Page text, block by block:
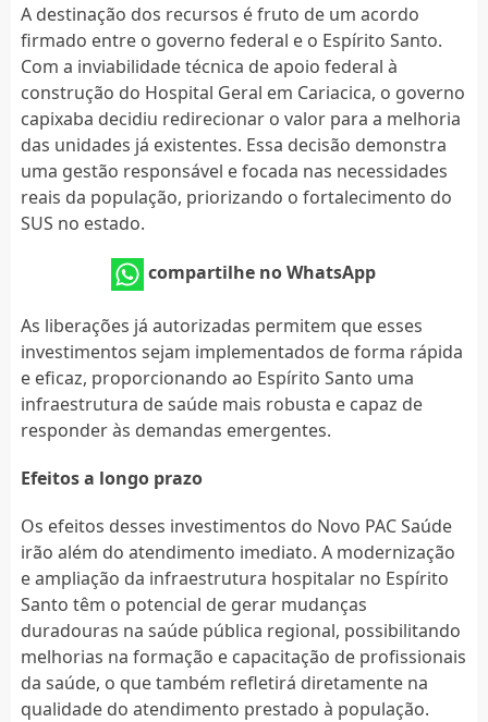
A destinação dos recursos é fruto de um acordo
firmado entre o governo federal e o Espírito Santo.
Com a inviabilidade técnica de apoio federal à
construção do Hospital Geral em Cariacica, o governo
capixaba decidiu redirecionar o valor para a melhoria
das unidades já existentes. Essa decisão demonstra
uma gestão responsável e focada nas necessidades
reais da população, priorizando o fortalecimento do
SUS no estado.
compartilhe no WhatsApp
As liberações já autorizadas permitem que esses
investimentos sejam implementados de forma rápida
e eficaz, proporcionando ao Espírito Santo uma
infraestrutura de saúde mais robusta e capaz de
responder às demandas emergentes.
Efeitos a longo prazo
Os efeitos desses investimentos do Novo PAC Saúde
irão além do atendimento imediato. A modernização
e ampliação da infraestrutura hospitalar no Espírito
Santo têm o potencial de gerar mudanças
duradouras na saúde pública regional, possibilitando
melhorias na formação e capacitação de profissionais
da saúde, o que também refletirá diretamente na
qualidade do atendimento prestado à população.